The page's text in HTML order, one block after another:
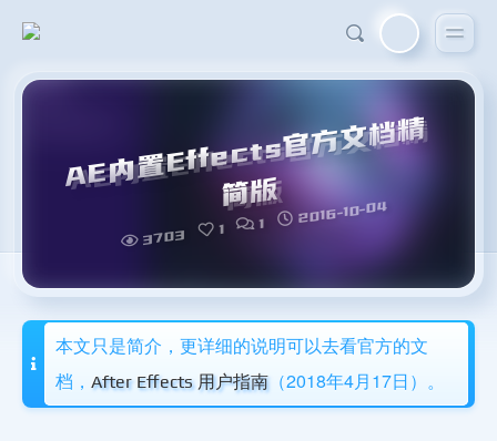
A
E
内
置
Eff
e
ct
s
官
方
文
档
精
简
版
3703 1 1 2016-10-04
本文只是简介，更详细的说明可以去看官方的文
档， After Effects 用户指南（2018年4月17日）。